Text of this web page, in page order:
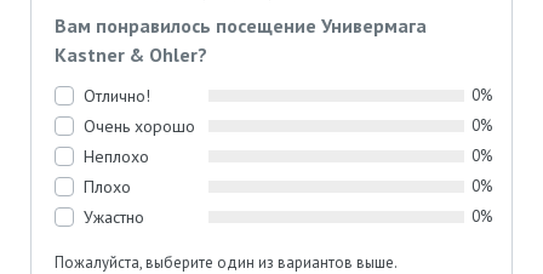
Вам понравилось посещение Универмага
Kastner & Ohler?
Отлично!
Очень хорошо
Неплохо
Плохо
Ужастно
0%
0%
0%
0%
0%
Пожалуйста, выберите один из вариантов выше.